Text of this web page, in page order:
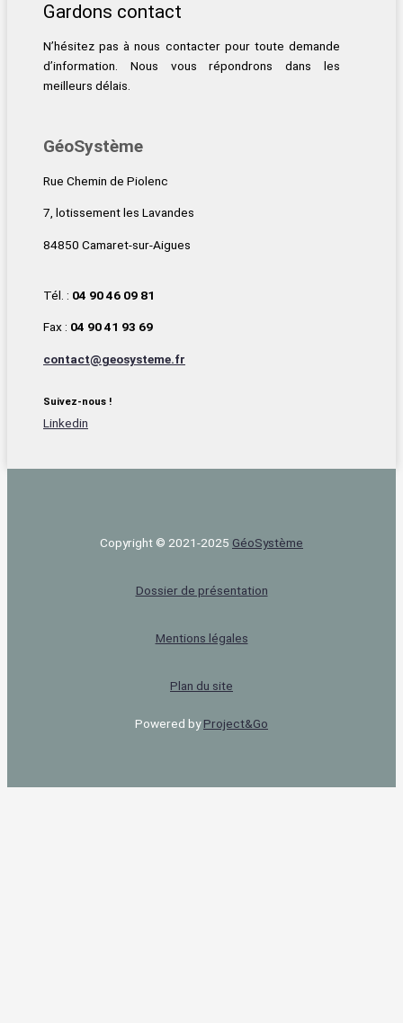
Gardons contact
N’hésitez pas à nous contacter pour toute demande
d’information. Nous vous répondrons dans les
meilleurs délais.
GéoSystème
Rue Chemin de Piolenc
7, lotissement les Lavandes
84850 Camaret-sur-Aigues
Tél. : 04 90 46 09 81
Fax : 04 90 41 93 69
contact@geosysteme.fr
Suivez-nous !
Linkedin
Copyright © 2021-2025 Géo‌Système
Dossier de présentation
Mentions légales
Plan du site
Powered byProject&Go